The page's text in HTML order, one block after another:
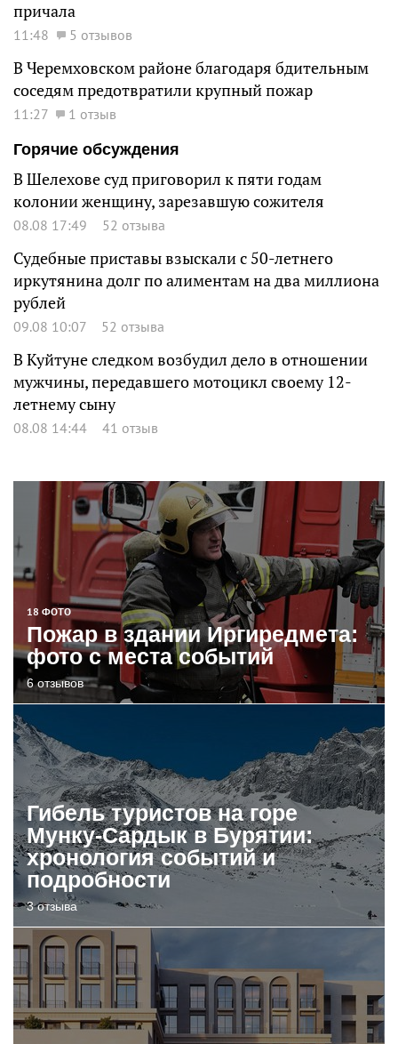
причала
11:48 5 отзывов
В Черемховском районе благодаря бдительным
соседям предотвратили крупный пожар
11:27
1 отзыв
Горячие обсуждения
В Шелехове суд приговорил к пяти годам
колонии женщину, зарезавшую сожителя
08.08 17:49 52 отзыва
Судебные приставы взыскали с 50-летнего
иркутянина долг по алиментам на два миллиона
рублей
09.08 10:07 52 отзыва
В Куйтуне следком возбудил дело в отношении
мужчины, передавшего мотоцикл своему 12-
летнему сыну
08.08 14:44 41 отзыв
18 ФОТО
Пожар в здании Иргиредмета:
фото с места событий
6 отзывов
Гибель туристов на горе
Мунку-Сардык в Бурятии:
хронология событий и
подробности
3 отзыва